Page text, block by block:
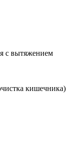
с вытяжением
кишечника)